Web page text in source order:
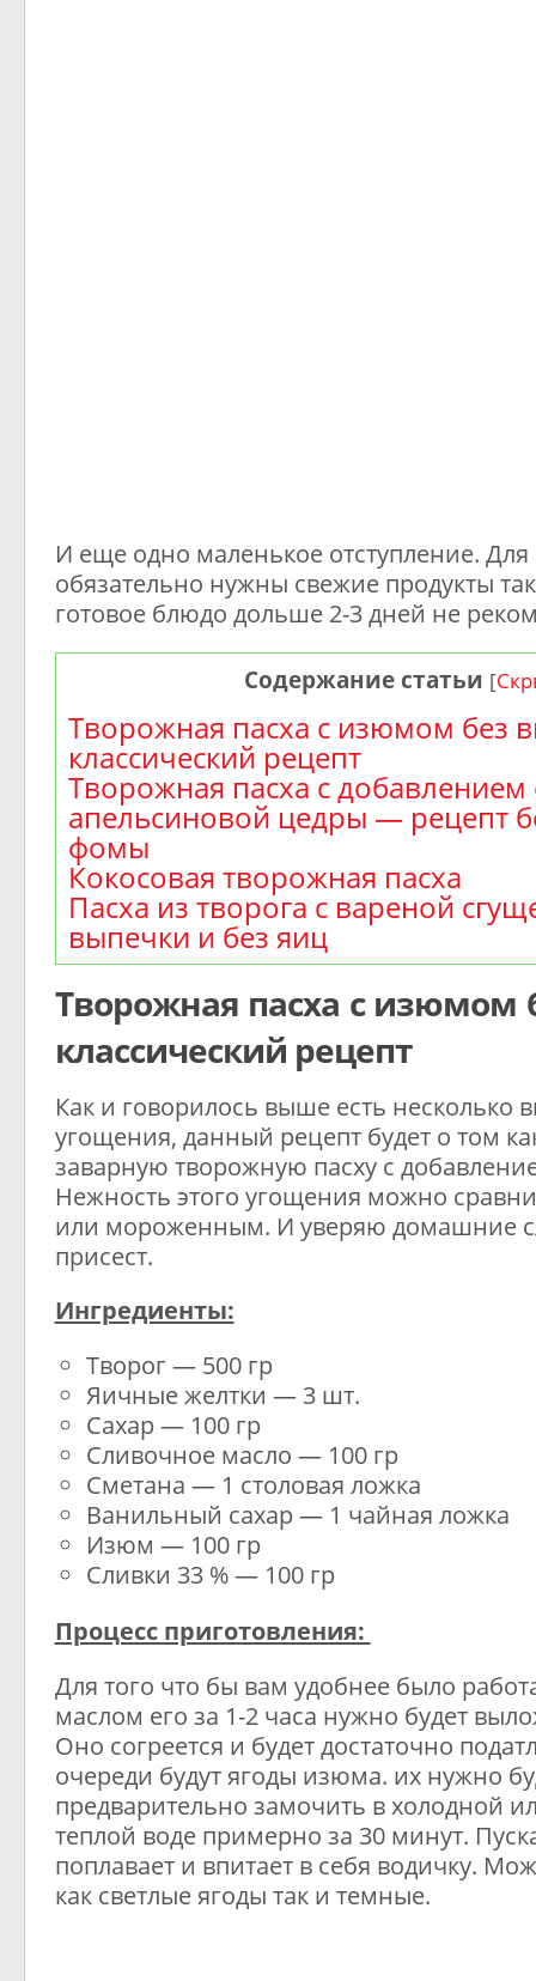
И еще одно маленькое отступление.
обязательно нужны свежие продукты
готовое блюдо дольше 2-3 дней не
Содержание статьи [
Творожная пасха с изюмом без
классический рецепт
Творожная пасха с
апельсиновой цедры — рецепт
фомы
Кокосовая творожная пасха
Пасха из творога с вареной
выпечки и без яиц
Творожная пасха с изюмом
классический рецепт
Как и говорилось выше есть несколько
угощения, данный рецепт будет о том
заварную творожную пасху с
Нежность этого угощения можно
или мороженным. И уверяю домашние
присест.
Ингредиенты:
Творог — 500 гр
Яичные желтки — 3 шт.
Сахар — 100 гр
Сливочное масло — 100 гр
Сметана — 1 столовая ложка
Ванильный сахар — 1 чайная ложка
Изюм — 100 гр
Сливки 33 % — 100 гр
Процесс приготовления:
Для того что бы вам удобнее было
маслом его за 1-2 часа нужно будет
Оно согреется и будет достаточно
очереди будут ягоды изюма. их нужно
предварительно замочить в холодной
теплой воде примерно за 30 минут.
поплавает и впитает в себя водичку.
как светлые ягоды так и темные.